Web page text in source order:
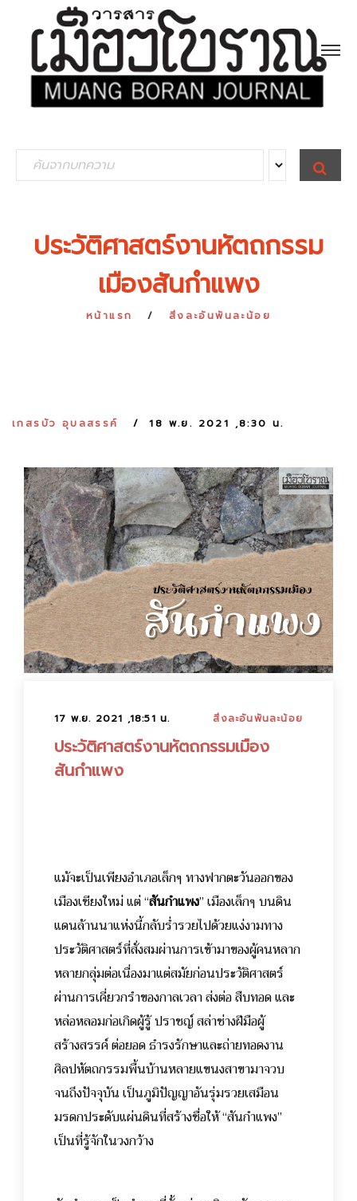
e
S
E
A
ประวัติศาสตร์งานหัตถกรรม
เมืองสันกำแพง
หน้าแรก สิ่งละอันพันละน้อย
เกสรบัว อุบลสรรค์ 18 พ.ย. 2021 ,8:30 น.
17 พ.ย. 2021 ,18:51 น. สิ่งละอันพันละน้อย
ประวัติศาสตร์งานหัตถกรรมเมือง
สันกำแพง
แม้จะเป็นเพียงอำเภอเล็กๆ ทางฟากตะวันออกของ
เมืองเชียงใหม่ แต่ “สันกำแพง” เมืองเล็กๆ บนดิน
แดนล้านนาแห่งนี้กลับร่ำรวยไปด้วยแง่งามทาง
ประวัติศาสตร์ที่สั่งสมผ่านการเข้ามาของผู้คนหลาก
หลายกลุ่มต่อเนื่องมาแต่สมัยก่อนประวัติศาสตร์
ผ่านการเคี่ยวกรำของกาลเวลา ส่งต่อ สืบทอด และ
หล่อหลอมก่อเกิดผู้รู้ ปราชญ์ สล่าช่างฝีมือผู้
สร้างสรรค์ ต่อยอด ธำรงรักษาและถ่ายทอดงาน
ศิลปหัตถกรรมพื้นบ้านหลายแขนงสาขามาจวบ
จนถึงปัจจุบัน เป็นภูมิปัญญาอันรุ่มรวยเสมือน
มรดกประดับแผ่นดินที่สร้างชื่อให้ “สันกำแพง”
เป็นที่รู้จักในวงกว้าง